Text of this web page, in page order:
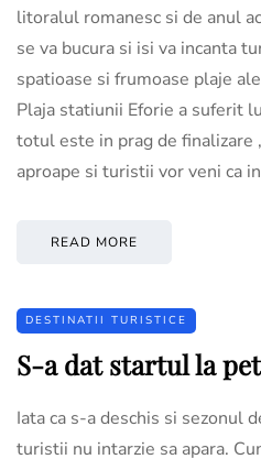
litoralul romanesc si de anul
se va bucura si isi va incanta
spatioase si frumoase plaje
Plaja statiunii Eforie a suferit
totul este in prag de finalizare
aproape si turistii vor veni ca
READ MORE
DESTINATII TURISTICE
S-a dat startul la
Iata ca s-a deschis si sezonul
turistii nu intarzie sa apara.